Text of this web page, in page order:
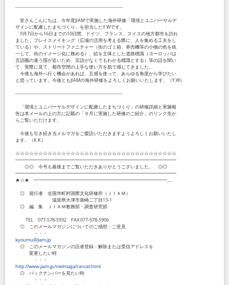
----------------------------------------------------------------------
皆さんこんにちは。今年度JIAMで実施した海外研修「環境とユニバーサルデ
ザインに配慮したまちづくり」を担当したY.Wです。
9月7日から16日までの10日間、ドイツ、フランス、スイスの地方都市を訪れ
ました。プレイスメイキング（広場の活用を考える際に、人を集める工夫をし
ている）や、ストリートファニチャー（街のゴミ箱、券売機等の小物の色を統
一して、街のイメージ化に務める）、絵を主体とした道路標識（ヨーロッパは
言語圏の違う国が近いため、言語がなくてもわかる標識とする）等の話を聞い
て、実際に見て、都市空間の上手な使い方を肌で感じてきました。
今後も海外へ行く機会があれば、五感を使って、あらゆる角度から学びたい
と思っています。今後ともJIAMの海外研修をよろしくお願いいたします。（Y.W）
----------------------------------------------------------------------
「環境とユニバーサルデザインに配慮したまちづくり」の研修詳細と実施報
告は本メールの上の方に記載の「９月に実施した研修のご紹介」のリンク先か
らご覧いただけます。
今後も引き続き当メルマガをご愛読いただきますようよろしくお願いいたし
ます。（K.K）
☆☆☆☆☆☆☆☆☆☆☆☆☆☆☆☆☆☆☆☆☆☆☆☆☆☆☆☆☆☆☆☆☆☆☆
━━━━━━━━━━━━━━━━━━━━━━━━━━━━━━━━━━━
◎◎ 今号も最後までご覧いただきありがとうございました。 ◎◎
━━━━━━━━━━━━━━━━━━━━━━━━━━━━━━━━━━━
★☆★ ━━━━━━━━━━━━━━━━━━━━━━━━━━━━━...‥
◎ 発行者 全国市町村国際文化研修所（ＪＩＡＭ）
滋賀県大津市唐崎二丁目13-1
◎ 編 集 ＪＩＡＭ教務部・調査研究部
TEL 077-578-5932 FAX 077-578-5906
◎ このメールマガジンについてのご感想・ご意見
・・・
kyoumu@jiam.jp
◎ このメールマガジンの読者登録・解除または受信アドレスを
変更したい時
・・・
http://www.jiam.jp/melmaga/cancel.html
◎ バックナンバーを見たい時
・・・